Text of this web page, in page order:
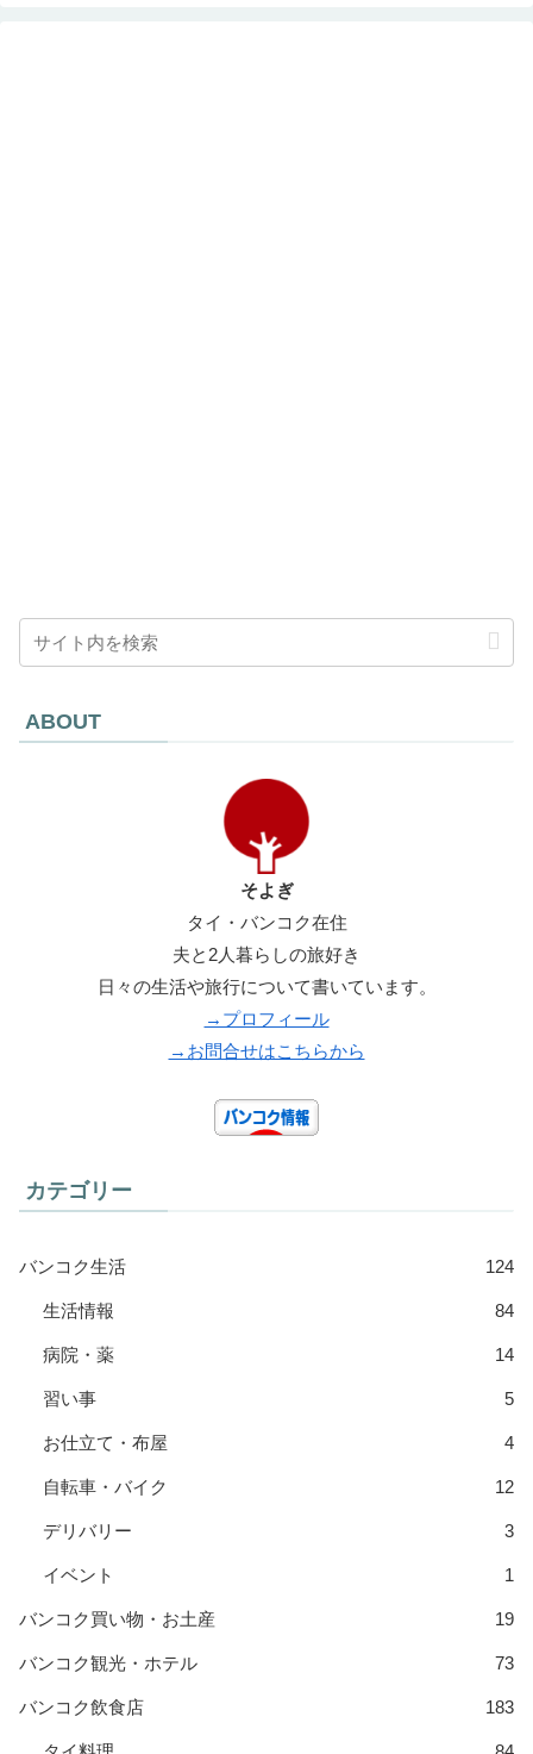
ABOUT
そよぎ
タイ・バンコク在住
夫と2人暮らしの旅好き
日々の生活や旅行について書いています。
→プロフィール
→お問合せはこちらから
カテゴリー
バンコク生活 124
生活情報 84
病院・薬 14
習い事 5
お仕立て・布屋 4
自転車・バイク 12
デリバリー 3
イベント 1
バンコク買い物・お土産 19
バンコク観光・ホテル 73
バンコク飲食店 183